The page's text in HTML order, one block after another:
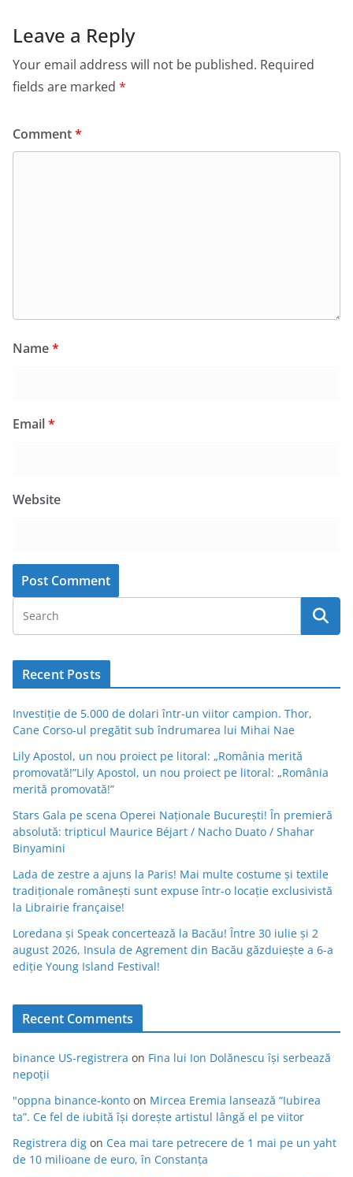
Leave a Reply
Your email address will not be published. Required
fields are marked *
Comment*
Name*
Email*
Website
Recent Posts
Investiție de 5.000 de dolari într-un viitor campion. Thor,
Cane Corso-ul pregătit sub îndrumarea lui Mihai Nae
Lily Apostol, un nou proiect pe litoral: „România merită
promovată!”Lily Apostol, un nou proiect pe litoral: „România
merită promovată!”
Stars Gala pe scena Operei Naționale București! În premieră
absolută: tripticul Maurice Béjart / Nacho Duato / Shahar
Binyamini
Lada de zestre a ajuns la Paris! Mai multe costume și textile
tradiționale românești sunt expuse într-o locație exclusivistă
la Librairie française!
Loredana și Speak concertează la Bacău! Între 30 iulie și 2
august 2026, Insula de Agrement din Bacău găzduiește a 6-a
ediție Young Island Festival!
Recent Comments
binance US-registrera on Fina lui Ion Dolănescu își serbează
nepoții
"oppna binance-konto on Mircea Eremia lansează “Iubirea
ta”. Ce fel de iubită își dorește artistul lângă el pe viitor
Registrera dig on Cea mai tare petrecere de 1 mai pe un yaht
de 10 milioane de euro, în Constanța